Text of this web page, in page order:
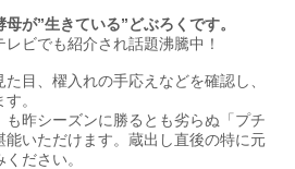
が”生きている”どぶろくです。
ビでも紹介され話題沸騰中！
目、櫂入れの手応えなどを確認し、
。
昨シーズンに勝るとも劣らぬ「プチ
能いただけます。蔵出し直後の特に元
ださい。